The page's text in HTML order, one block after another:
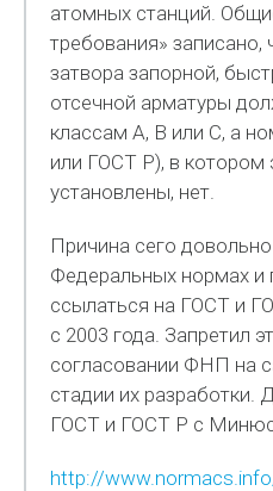
атомных станций.
требования» записано,
затвора запорной,
отсечной арматуры
классам А, В или С, а
или ГОСТ Р), в котором
установлены, нет.
Причина сего
Федеральных нормах
ссылаться на ГОСТ и
с 2003 года. Запретил
согласовании ФНП на
стадии их разработки.
ГОСТ и ГОСТ Р с
http://